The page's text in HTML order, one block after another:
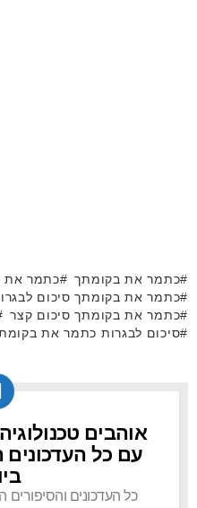
כתמר את בקומתך
כתמר את
כתמר את בקומתך סיכום
כתמר את בקומתך סיכום קצר
סיכום לבגרות כתמר את
NEWSLETTER
אוהבים
עם כל העדכונים
כל העדכונים